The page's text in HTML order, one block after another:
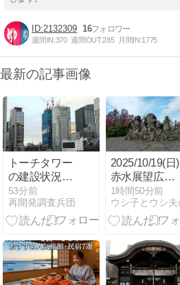
2132309 16
週間IN:370 週間OUT:285 月間IN:1775
最新の記事画像
トーチタワー
の建設状況｜
高さ385mで日
本一となるビ
ルが32階付近
【2026年8月
5・6日撮影】
53分前
再開発調査兵団
2025/10/19(日)
赤水展望広
場・叫びの肖
像 鹿児島県
1時間50分前